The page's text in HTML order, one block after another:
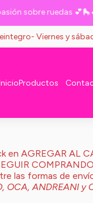
sobre ruedas
Viernes y
Productos
en AGREGAR AL
las formas de
OCA, ANDREANI y